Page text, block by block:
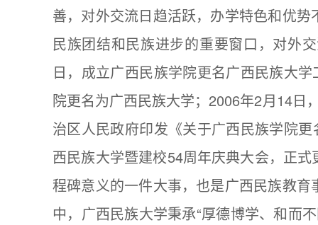
善，对外交流日趋活跃，办学特色和优
民族团结和民族进步的重要窗口，对外
日，成立广西民族学院更名广西民族大
院更名为广西民族大学；2006年2月14日
治区人民政府印发《关于广西民族学院
西民族大学暨建校54周年庆典大会，正
程碑意义的一件大事，也是广西民族教
中，广西民族大学秉承“厚德博学、和而